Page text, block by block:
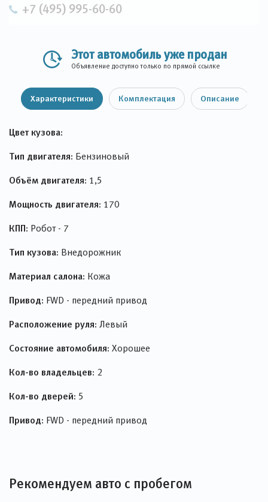
+7 (495) 995-60-60
Этот автомобиль уже продан
Объявление доступно только по прямой ссылке
Характеристики Комплектация Описание
Цвет кузова:
Тип двигателя: Бензиновый
Объём двигателя: 1,5
Мощность двигателя: 170
КПП: Робот - 7
Тип кузова: Внедорожник
Материал салона: Кожа
Привод: FWD - передний привод
Расположение руля: Левый
Состояние автомобиля: Хорошее
Кол-во владельцев: 2
Кол-во дверей: 5
Привод: FWD - передний привод
Рекомендуем авто с пробегом